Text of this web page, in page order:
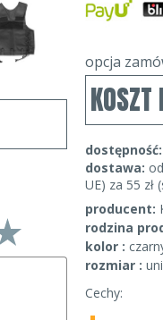
opcja
dostępność:
dostawa:
UE) za 55 zł
producent:
rodzina
kolor :
rozmiar :
Cechy: